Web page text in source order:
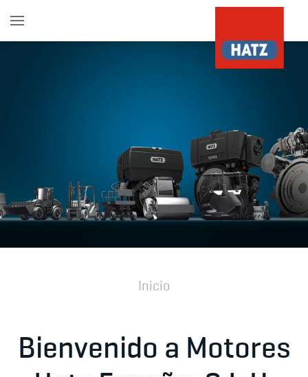
Skip to main content
Inicio
Bienvenido a Motores